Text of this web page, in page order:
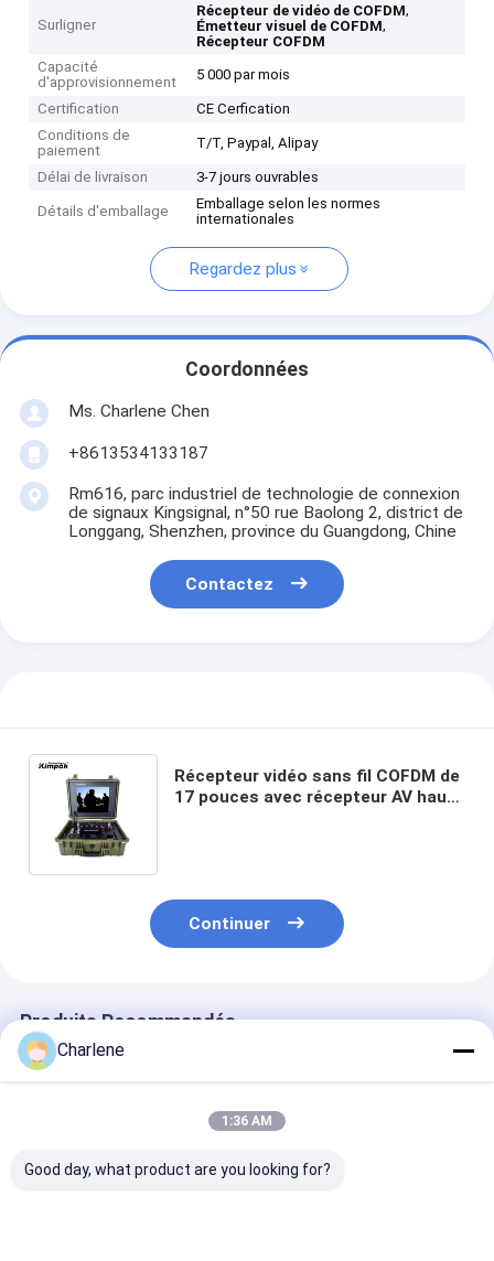
Surligner
Récepteur de vidéo de COFDM,
Émetteur visuel de COFDM,
Récepteur COFDM
Capacité
d'approvisionnement
5 000 par mois
Certification
CE Cerfication
Conditions de
paiement
T/T, Paypal, Alipay
Délai de livraison 3-7 jours ouvrables
Détails d'emballage
Emballage selon les normes
internationales
Regardez plus
Coordonnées
Ms. Charlene Chen
+8613534133187
Rm616, parc industriel de technologie de connexion
de signaux Kingsignal, n°50 rue Baolong 2, district de
Longgang, Shenzhen, province du Guangdong, Chine
Contactez
Récepteur vidéo sans fil COFDM de
17 pouces avec récepteur AV haute
Continuer
Produits Recommandés
Charlene
1:36 AM
Good day, what product are you looking for?